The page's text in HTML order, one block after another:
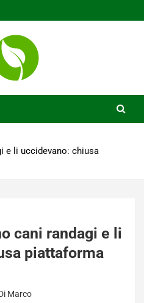
e li uccidevano: chiusa
cani randagi e li
piattaforma
Marco